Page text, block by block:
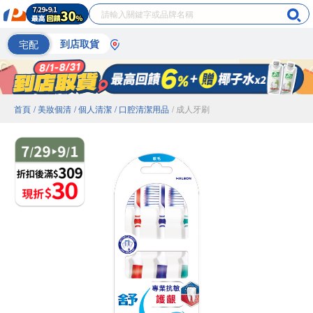
宅配 到店取貨
首頁 / 美妝個清 / 個人清潔 / 口腔清潔用品 / 成人牙刷